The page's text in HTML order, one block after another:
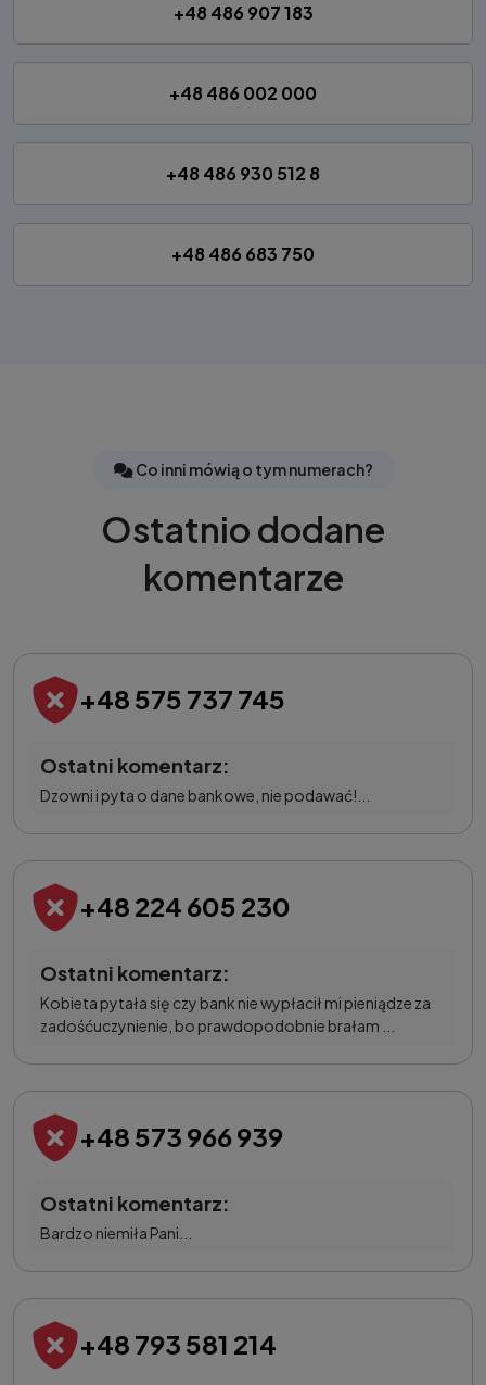
+48 486 907 183
+48 486 002 000
+48 486 930 512 8
+48 486 683 750
Co inni mówią o tym numerach?
Ostatnio dodane
komentarze
+48 575 737 745
Ostatni komentarz:
Dzowni i pyta o dane bankowe, nie podawać!...
+48 224 605 230
Ostatni komentarz:
Kobieta pytała się czy bank nie wypłacił mi pieniądze za
zadośćuczynienie, bo prawdopodobnie brałam ...
+48 573 966 939
Ostatni komentarz:
Bardzo niemiła Pani...
+48 793 581 214